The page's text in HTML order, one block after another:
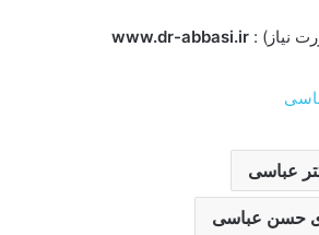
نیاز) :
عباسی
حسن عباسی